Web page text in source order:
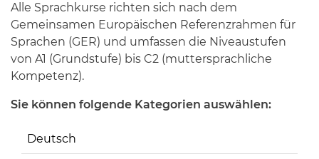
Alle Sprachkurse richten sich nach dem
Gemeinsamen Europäischen Referenzrahmen für
Sprachen (GER) und umfassen die Niveaustufen
von A1 (Grundstufe) bis C2 (muttersprachliche
Kompetenz).
Sie können folgende Kategorien auswählen:
Deutsch